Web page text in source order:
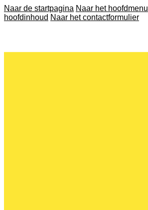
Naar de startpagina Naar het hoofdmenu
hoofdinhoud Naar het contactformulier